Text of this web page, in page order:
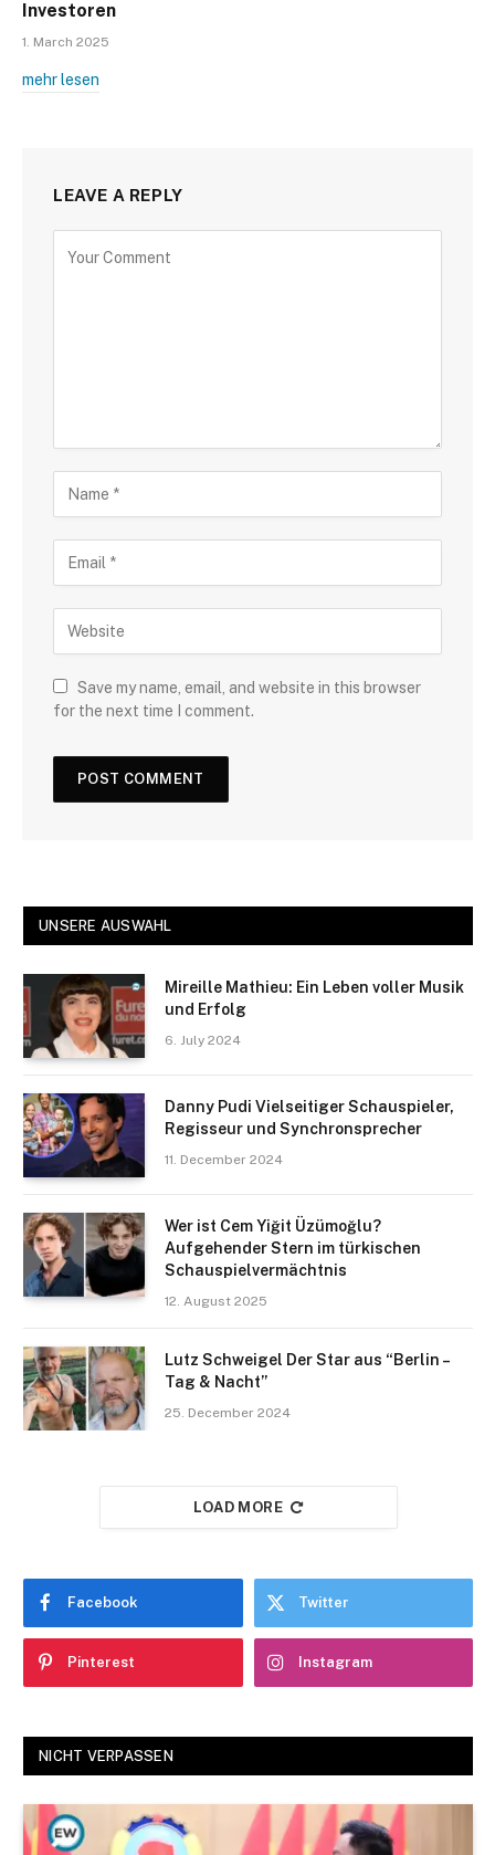
Investoren
1. March 2025
mehr lesen
LEAVE A REPLY
Save my name, email, and website in this browser
for the next time I comment.
UNSERE AUSWAHL
Mireille Mathieu: Ein Leben voller Musik
und Erfolg
6. July 2024
Danny Pudi Vielseitiger Schauspieler,
Regisseur und Synchronsprecher
11. December 2024
Wer ist Cem Yiğit Üzümoğlu?
Aufgehender Stern im türkischen
Schauspielvermächtnis​
12. August 2025
Lutz Schweigel Der Star aus “Berlin –
Tag & Nacht”
25. December 2024
LOAD MORE
Facebook Twitter
Pinterest Instagram
NICHT VERPASSEN